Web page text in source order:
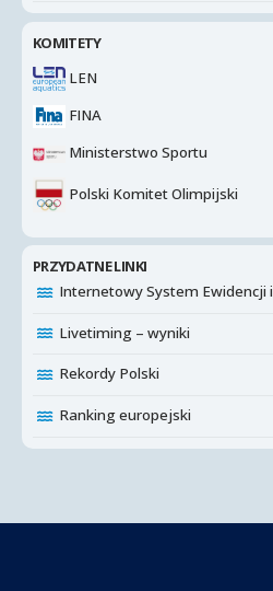
KOMITETY
LEN
FINA
Ministerstwo Sportu
Polski Komitet Olimpijski
PRZYDATNE LINKI
Internetowy System Ewidencji
Livetiming – wyniki
Rekordy Polski
Ranking europejski